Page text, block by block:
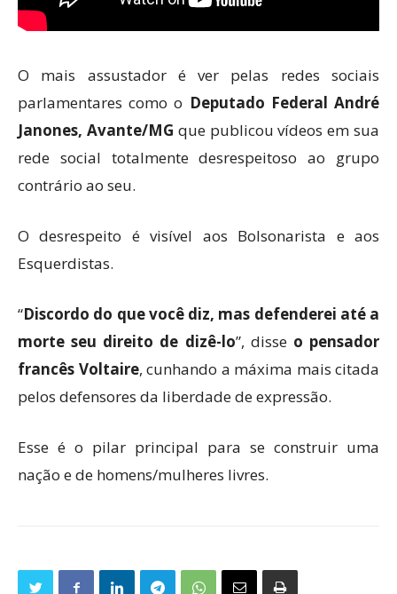
O mais assustador é ver pelas redes sociais
parlamentares como o Deputado Federal André
Janones, Avante/MG que publicou vídeos em sua
rede social totalmente desrespeitoso ao grupo
contrário ao seu.
O desrespeito é visível aos Bolsonarista e aos
Esquerdistas.
“Discordo do que você diz, mas defenderei até a
morte seu direito de dizê-lo”, disse o pensador
francês Voltaire, cunhando a máxima mais citada
pelos defensores da liberdade de expressão.
Esse é o pilar principal para se construir uma
nação e de homens/mulheres livres.